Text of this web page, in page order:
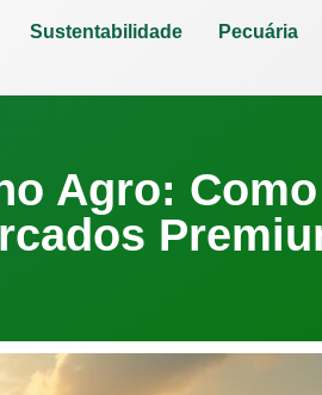
Sustentabilidade Pecuária
Agro: